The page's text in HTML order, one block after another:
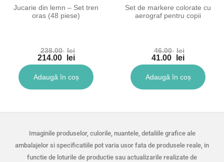
Jucarie din lemn – Set tren
oras (48 piese)
238.00 lei
214.00 lei
Adaugă în coș
Set de markere colorate cu
aerograf pentru copii
46.00 lei
41.00 lei
Adaugă în coș
Imaginile produselor, culorile, nuantele, detaliile grafice ale
ambalajelor si specificatiile pot varia usor fata de produsele reale, in
functie de loturile de productie sau actualizarile realizate de